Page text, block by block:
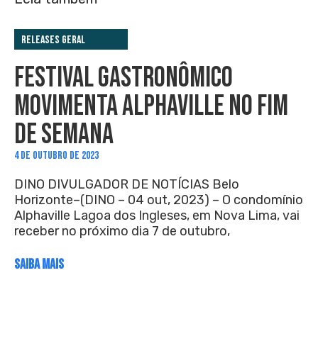
Releases Geral
FESTIVAL GASTRONÔMICO
MOVIMENTA ALPHAVILLE NO FIM
DE SEMANA
4 DE OUTUBRO DE 2023
DINO DIVULGADOR DE NOTÍCIAS Belo
Horizonte–(DINO – 04 out, 2023) – O condomínio
Alphaville Lagoa dos Ingleses, em Nova Lima, vai
receber no próximo dia 7 de outubro,
SAIBA MAIS